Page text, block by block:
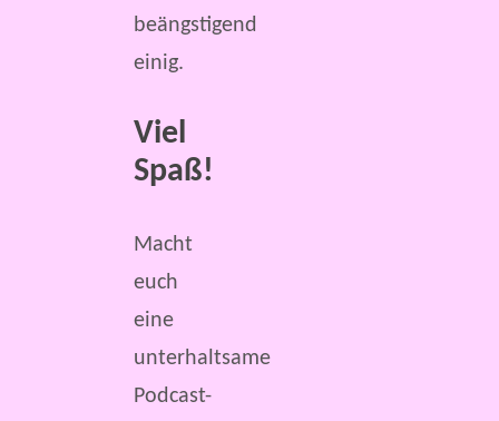
beängstigend
einig.
Viel
Spaß!
Macht
euch
eine
unterhaltsame
Podcast-